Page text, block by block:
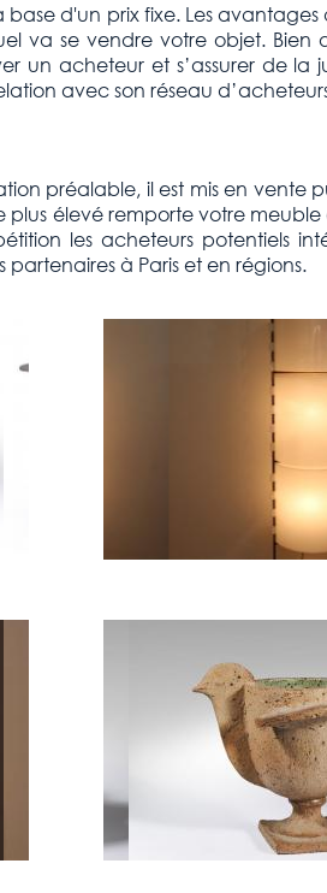
d'un prix fixe. Les
va se vendre votre objet. Bien
un acheteur et s’assurer de la
avec son réseau
préalable, il est mis en
élevé remporte votre
les acheteurs potentiels
partenaires à Paris et en régions.